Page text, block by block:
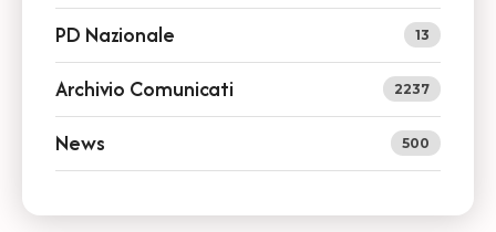
PD Nazionale 13
Archivio Comunicati 2237
News 500